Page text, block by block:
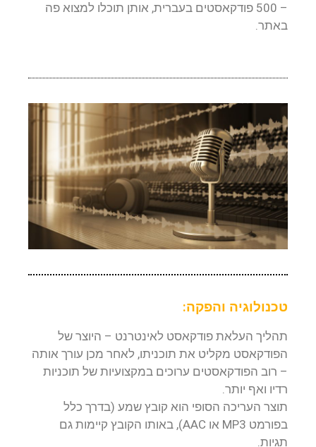
– 500 פודקאסטים בעברית, אותן תוכלו למצוא פה
באתר.
טכנולוגיה והפקה:
תהליך העלאת פודקאסט לאינטרנט – היוצר של
הפודקאסט מקליט את תוכניתו, לאחר מכן עורך אותה
– רוב הפודקאסטים ערוכים במקצועיות של תוכניות
רדיו ואף יותר.
תוצר העריכה הסופי הוא קובץ שמע (בדרך כלל
בפורמט MP3 או AAC), באותו הקובץ קיימות גם
תגיות.